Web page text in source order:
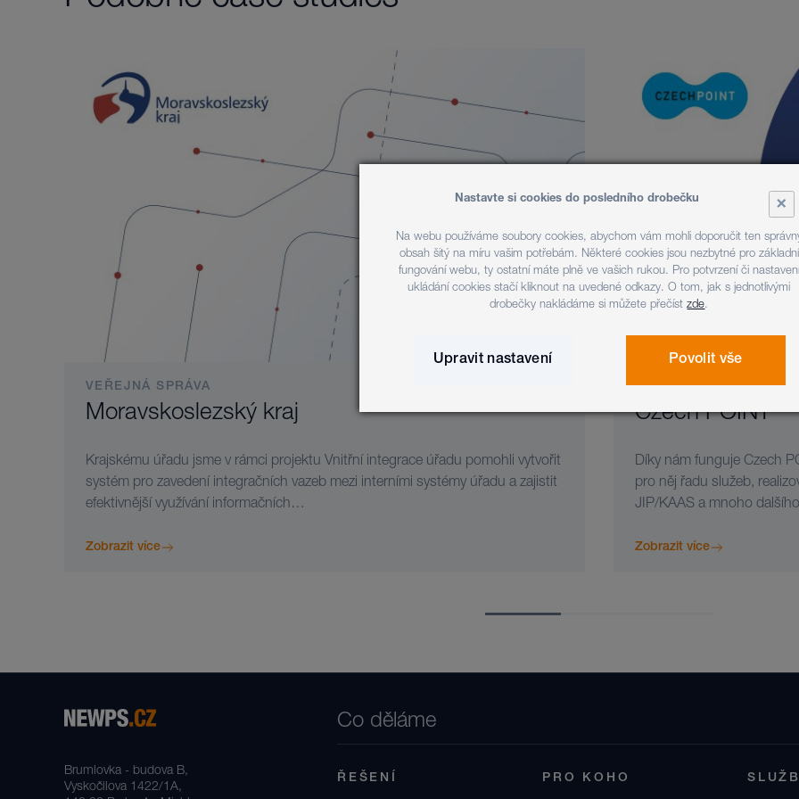
VEŘEJNÁ SPRÁVA
Moravskoslezský kraj
Krajskému úřadu jsme v rámci projektu Vnitřní integrace úřadu pomohli vytvořit
systém pro zavedení integračních vazeb mezi interními systémy úřadu a zajistit
efektivnější využívání informačních…
Zobrazit více
VEŘEJNÁ SPRÁVA
Czech POINT
Díky nám funguje Czech
pro něj řadu služeb,
JIP/KAAS a mnoho
Zobrazit více
Brumlovka - budova B,
Vyskočilova 1422/1A,
Co děláme
ŘEŠENÍ PRO KOHO
×
Nastavte si cookies do posledního drobečku
Na webu používáme soubory cookies, abychom vám mohli doporučit ten
obsah šitý na míru vašim potřebám. Některé cookies jsou nezbytné pro základní
fungování webu, ty ostatní máte plně ve vašich rukou. Pro potvrzení či nastavení
ukládání cookies stačí kliknout na uvedené odkazy. O tom, jak s jednotlivými
drobečky nakládáme si můžete přečístzde.
Upravit nastavení Povolit vše